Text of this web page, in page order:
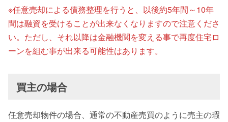
※任意売却による債務整理を行うと、以後約5年間～10年
間は融資を受けることが出来なくなりますので注意くださ
い。ただし、それ以降は金融機関を変える事で再度住宅ロ
ーンを組む事が出来る可能性はあります。
買主の場合
任意売却物件の場合、通常の不動産売買のように売主の瑕